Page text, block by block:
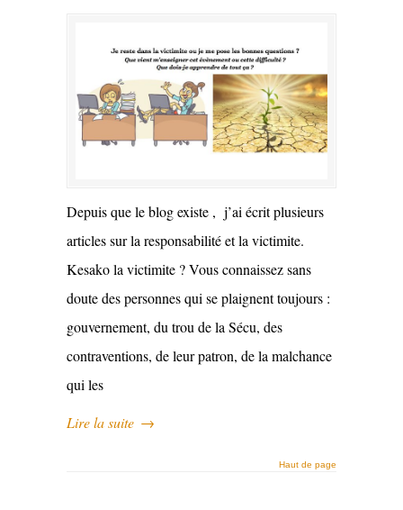
Depuis que le blog existe , j’ai écrit plusieurs
articles sur la responsabilité et la victimite.
Kesako la victimite ? Vous connaissez sans
doute des personnes qui se plaignent toujours :
gouvernement, du trou de la Sécu, des
contraventions, de leur patron, de la malchance
qui les
Lire la suite →
Haut de page